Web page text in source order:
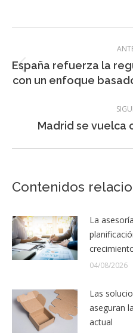
entre
entradas
España refuerza la
con un enfoque
Madrid se vuelca
Contenidos
La
04/08/2026
Las
aseguran
actual